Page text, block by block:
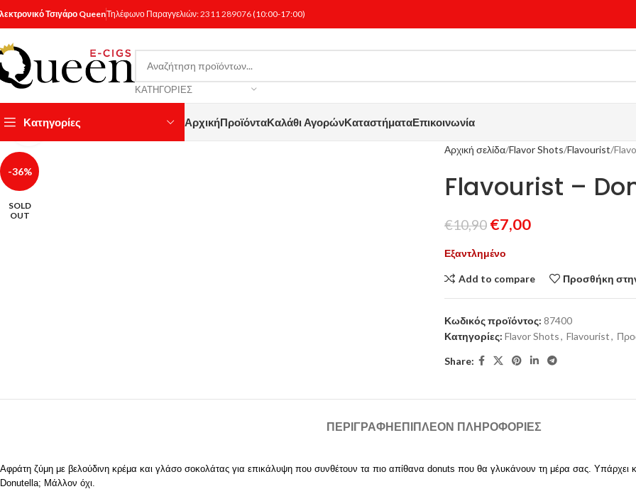
Τσιγάρο QueenΤηλέφωνο Παραγγελιών:2311 289076(10:00-17:00)
ΚΑΤΗΓΟΡΊΕΣ
Κατηγορίες ΑρχικήΠροϊόνταΚαλάθι ΑγορώνΚαταστήματαΕπικοινωνία
-36%
SOLD
OUT
Κάντε κλικ για μεγέθυνση
Αρχική σελίδα Flavor Shots Flavourist
Flavourist –
€10,90 €7,00
Εξαντλημένο
Add to compare Προσθήκη
Κωδικός προϊόντος: 87400
Κατηγορίες: Flavor Shots, Flavourist,
Share:
ΠΕΡΙΓΡΑΦΉΕΠΙΠΛΈΟΝ ΠΛΗΡΟΦΟΡΊΕΣ
Αφράτη ζύμη με βελούδινη κρέμα και γλάσο σοκολάτας για επικάλυψη που συνθέτουν τα πιο απίθανα donuts που θα γλυκάνουν τη μέρα σας. Υπάρχει
Donutella; Μάλλον όχι.